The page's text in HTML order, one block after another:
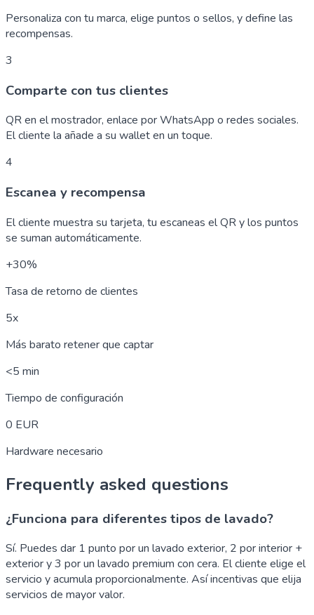
Personaliza con tu marca, elige puntos o sellos, y define las
recompensas.
3
Comparte con tus clientes
QR en el mostrador, enlace por WhatsApp o redes sociales.
El cliente la añade a su wallet en un toque.
4
Escanea y recompensa
El cliente muestra su tarjeta, tu escaneas el QR y los puntos
se suman automáticamente.
+30%
Tasa de retorno de clientes
5x
Más barato retener que captar
<5 min
Tiempo de configuración
0 EUR
Hardware necesario
Frequently asked questions
¿Funciona para diferentes tipos de lavado?
Sí. Puedes dar 1 punto por un lavado exterior, 2 por interior +
exterior y 3 por un lavado premium con cera. El cliente elige el
servicio y acumula proporcionalmente. Así incentivas que elija
servicios de mayor valor.